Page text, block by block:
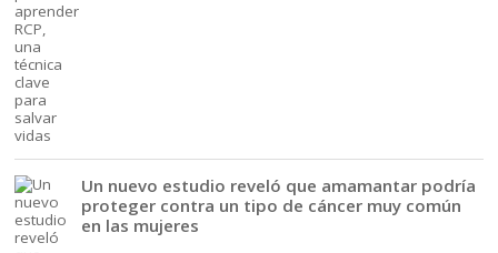
Un nuevo estudio reveló que amamantar podría
proteger contra un tipo de cáncer muy común
en las mujeres